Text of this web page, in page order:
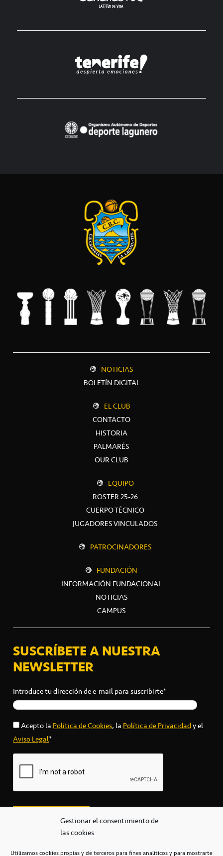
Gestionar el consentimiento de
las cookies
Utilizamos cookies propias y de terceros para fines analíticos y para mostrarte
NOTICIAS
BOLETÍN DIGITAL
EL CLUB
CONTACTO
HISTORIA
PALMARÉS
OUR CLUB
EQUIPO
ROSTER 25-26
CUERPO TÉCNICO
JUGADORES VINCULADOS
PATROCINADORES
FUNDACIÓN
INFORMACIÓN FUNDACIONAL
NOTICIAS
CAMPUS
SUSCRÍBETE A NUESTRA
NEWSLETTER
Introduce tu dirección de e-mail para suscribirte*
Acepto laPolítica de Cookies, laPolítica de Privacidady el
Aviso Legal*